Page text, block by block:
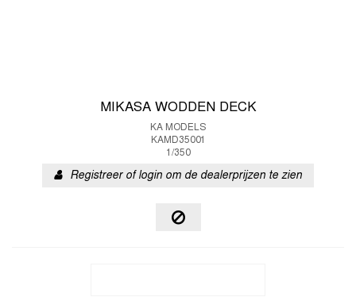
MIKASA WODDEN DECK
KA MODELS
KAMD35001
1/350
Registreer of login om de dealerprijzen te zien